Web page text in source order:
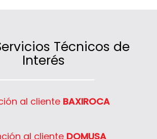
Técnicos de
Interés
al cliente BAXIROCA
al cliente DOMUSA